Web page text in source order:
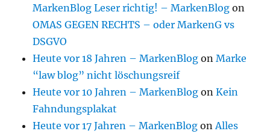
MarkenBlog Leser richtig! – MarkenBlog on
OMAS GEGEN RECHTS – oder MarkenG vs
DSGVO
Heute vor 18 Jahren – MarkenBlog onMarke
“law blog” nicht löschungsreif
Heute vor 10 Jahren – MarkenBlog onKein
Fahndungsplakat
Heute vor 17 Jahren – MarkenBlog onAlles